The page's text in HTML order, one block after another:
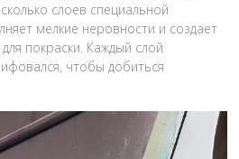
слоев специальной
мелкие неровности и создает
покраски. Каждый слой
чтобы добиться